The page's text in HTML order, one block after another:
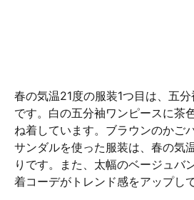
春の気温21度の服装1つ目は、五
です。白の五分袖ワンピースに茶
ね着しています。ブラウンのかご
サンダルを使った服装は、春の気
りです。また、太幅のベージュバ
着コーデがトレンド感をアップし